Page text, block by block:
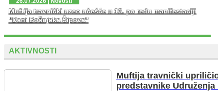
Muftija travnički uzeo učešće u 13. po redu manifestaciji
"Dani Bošnjaka Šipova"
AKTIVNOSTI
Muftija travnički
predstavnike